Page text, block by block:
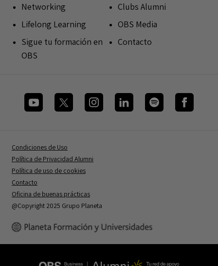
Networking
Lifelong Learning
Sigue tu formación en
OBS
Clubs Alumni
OBS Media
Contacto
Condiciones de Uso
Política de Privacidad Alumni
Política de uso de cookies
Contacto
Oficina de buenas prácticas
@Copyright 2025 Grupo Planeta